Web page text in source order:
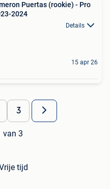
Puertas (rookie) - Pro
2024
Details
15 apr 26
3
van 3
tijd